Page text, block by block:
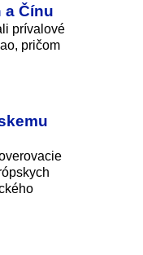
a Čínu
prívalové
pričom